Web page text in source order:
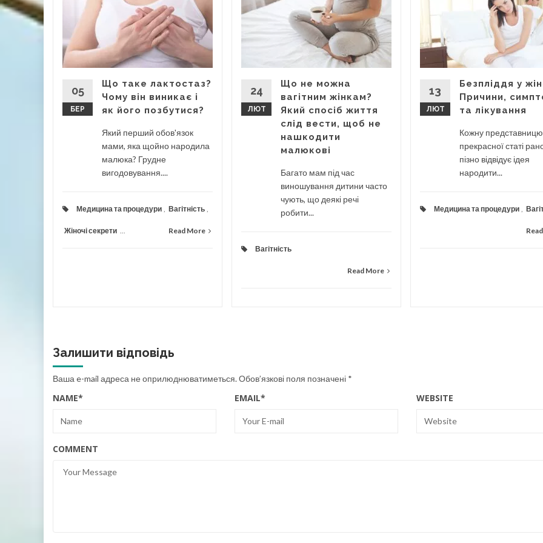
05
БЕР
Що таке лактостаз?
Чому він виникає і
як його позбутися?
Який перший обов'язок
мами, яка щойно народила
малюка? Грудне
вигодовування....
Медицина та процедури Вагітність
Жіночі секрети Read More
24
ЛЮТ
Що не можна
вагітним жінкам?
Який спосіб життя
слід вести, щоб не
нашкодити
малюкові
Багато мам під час
виношування дитини часто
чують, що деякі речі
робити...
Вагітність
Read More
13
ЛЮТ
Безпліддя у
Причини,
та лікування
Кожну представницю
прекрасної статі
пізно відвідує ідея
народити...
Медицина та процедури
Залишити відповідь
Ваша e-mail адреса не оприлюднюватиметься.Обов’язкові поля позначені *
NAME* EMAIL* WEBSITE
COMMENT